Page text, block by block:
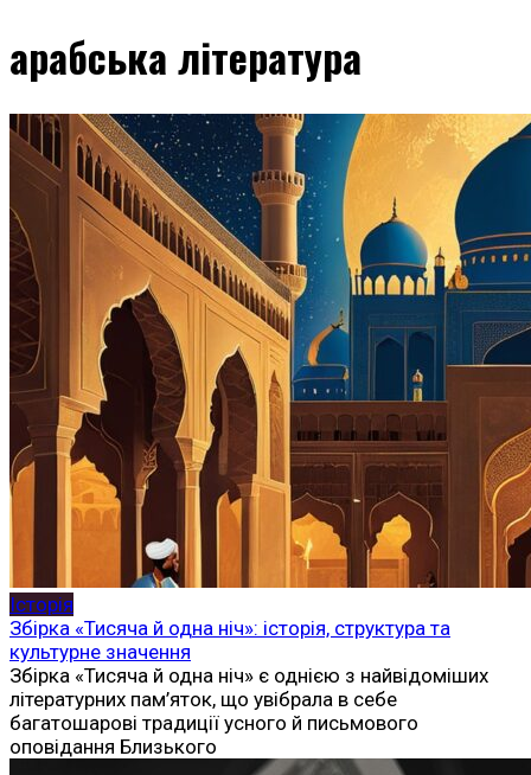
арабська література
Історія
Збірка «Тисяча й одна ніч»: історія, структура та
культурне значення
Збірка «Тисяча й одна ніч» є однією з найвідоміших
літературних пам’яток, що увібрала в себе
багатошарові традиції усного й письмового
оповідання Близького